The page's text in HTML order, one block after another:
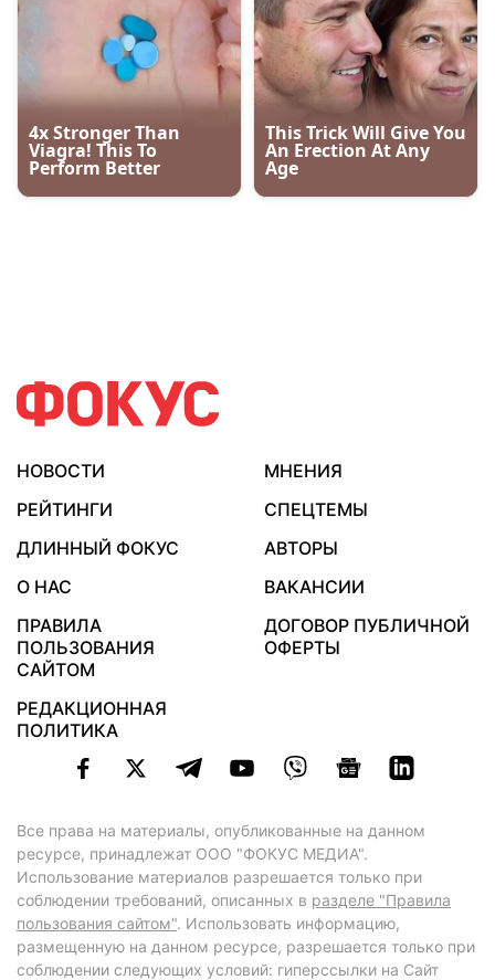
НОВОСТИ
МНЕНИЯ
РЕЙТИНГИ
СПЕЦТЕМЫ
ДЛИННЫЙ ФОКУС
АВТОРЫ
О НАС
ВАКАНСИИ
ПРАВИЛА
ПОЛЬЗОВАНИЯ
САЙТОМ
ДОГОВОР ПУБЛИЧНОЙ
ОФЕРТЫ
РЕДАКЦИОННАЯ
ПОЛИТИКА
Все права на материалы, опубликованные на данном
ресурсе, принадлежат ООО "ФОКУС МЕДИА".
Использование материалов разрешается только при
соблюдении требований, описанных в разделе "Правила
пользования сайтом". Использовать информацию,
размещенную на данном ресурсе, разрешается только при
соблюдении следующих условий: гиперссылки на Сайт